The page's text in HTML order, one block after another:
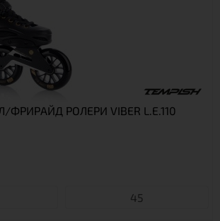
ФРИРАЙД РОЛЕРИ VIBER L.E.110
45